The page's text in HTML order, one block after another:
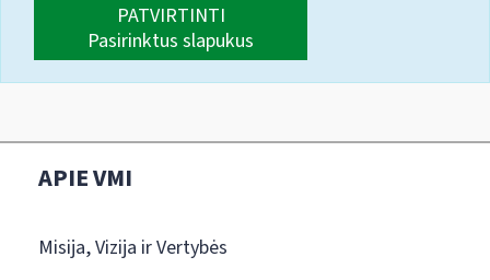
PATVIRTINTI
Pasirinktus slapukus
APIE VMI
Misija, Vizija ir Vertybės